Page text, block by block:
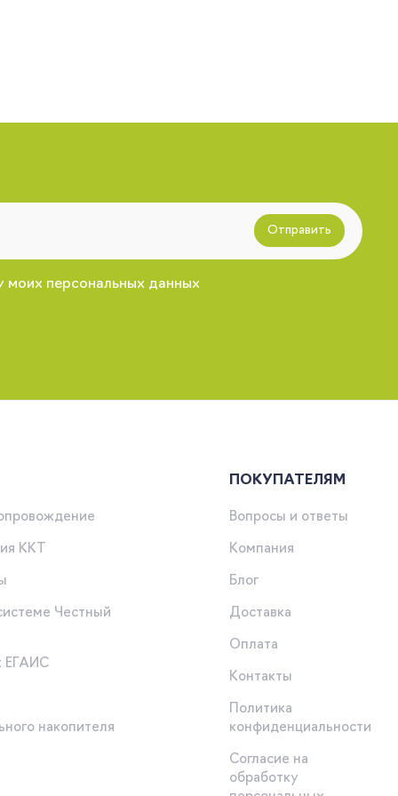
Отправить
моих персональных данных
ККТ
Честный
ЕГАИС
накопителя
ПОКУПАТЕЛЯМ
Вопросы и ответы
Компания
Блог
Доставка
Оплата
Контакты
Политика
конфиденциальности
Согласие на
обработку